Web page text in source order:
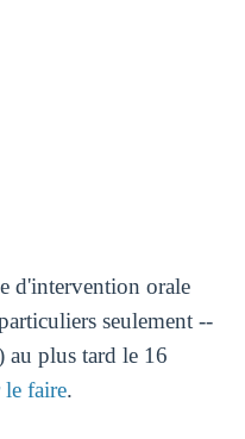
d'intervention orale
seulement --
au plus tard le 16
faire.